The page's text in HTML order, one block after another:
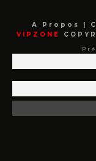
A Propos |
VIPZONE